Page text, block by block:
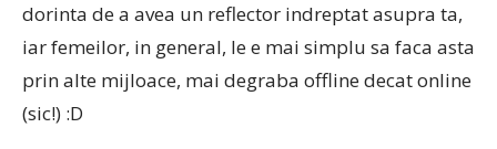
dorinta de a avea un reflector indreptat asupra ta,
iar femeilor, in general, le e mai simplu sa faca asta
prin alte mijloace, mai degraba offline decat online
(sic!) :D